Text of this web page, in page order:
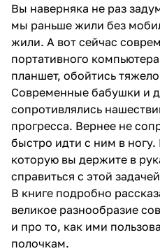
Вы наверняка не раз
мы раньше жили без
жили. А вот сейчас
портативного
планшет, обойтись
Современные бабушки и
сопротивлялись
прогресса. Вернее не
быстро идти с ним в ногу.
которую вы держите в
справиться с этой
В книге подробно
великое разнообразие
и про то, как ими
полочкам.